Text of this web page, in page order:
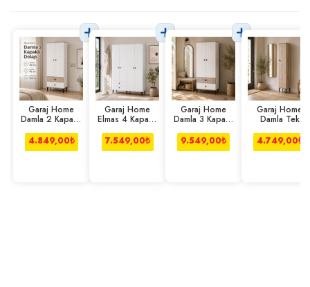
Garaj Home
Damla 2 Kapaklı
Dolap
4.849,00₺
Garaj Home
Elmas 4 Kapaklı
Dolap
7.549,00₺
Garaj Home
Damla 3 Kapaklı
Dolap
9.549,00₺
Garaj Home
Damla Tek
4.749,00₺